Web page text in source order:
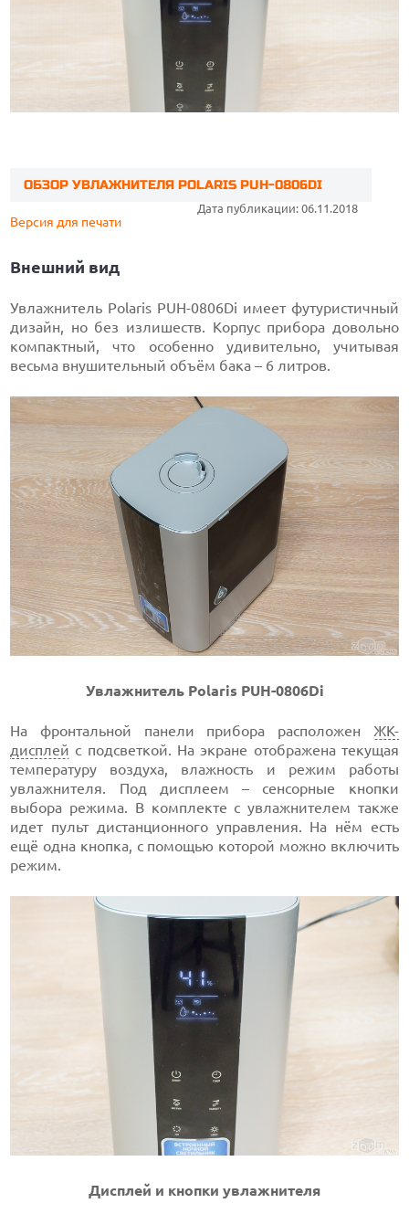
ОБЗОР УВЛАЖНИТЕЛЯ POLARIS PUH-0806DI
Дата публикации: 06.11.2018
Версия для печати
Внешний вид
Увлажнитель Polaris PUH-0806Di имеет футуристичный
дизайн, но без излишеств. Корпус прибора довольно
компактный, что особенно удивительно, учитывая
весьма внушительный объём бака – 6 литров.
Увлажнитель Polaris PUH-0806Di
На фронтальной панели прибора расположен ЖК-
дисплей с подсветкой. На экране отображена текущая
температуру воздуха, влажность и режим работы
увлажнителя. Под дисплеем – сенсорные кнопки
выбора режима. В комплекте с увлажнителем также
идет пульт дистанционного управления. На нём есть
ещё одна кнопка, с помощью которой можно включить
режим.
Дисплей и кнопки увлажнителя